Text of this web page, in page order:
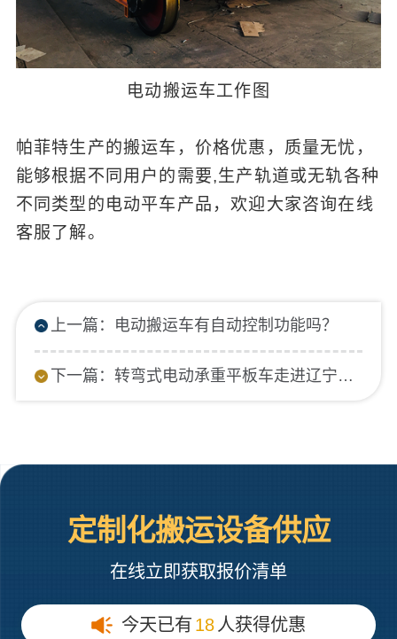
电动搬运车工作图
帕菲特生产的搬运车，价格优惠，质量无忧，
能够根据不同用户的需要,生产轨道或无轨各种
不同类型的电动平车产品，欢迎大家咨询在线
客服了解。
上一篇：电动搬运车有自动控制功能吗？
下一篇：转弯式电动承重平板车走进辽宁厂家
定制化搬运设备供应
在线立即获取报价清单
今天已有 18 人获得优惠